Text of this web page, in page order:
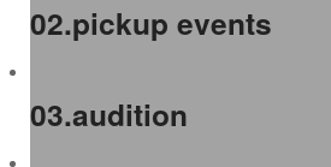
02.pickup events
03.audition